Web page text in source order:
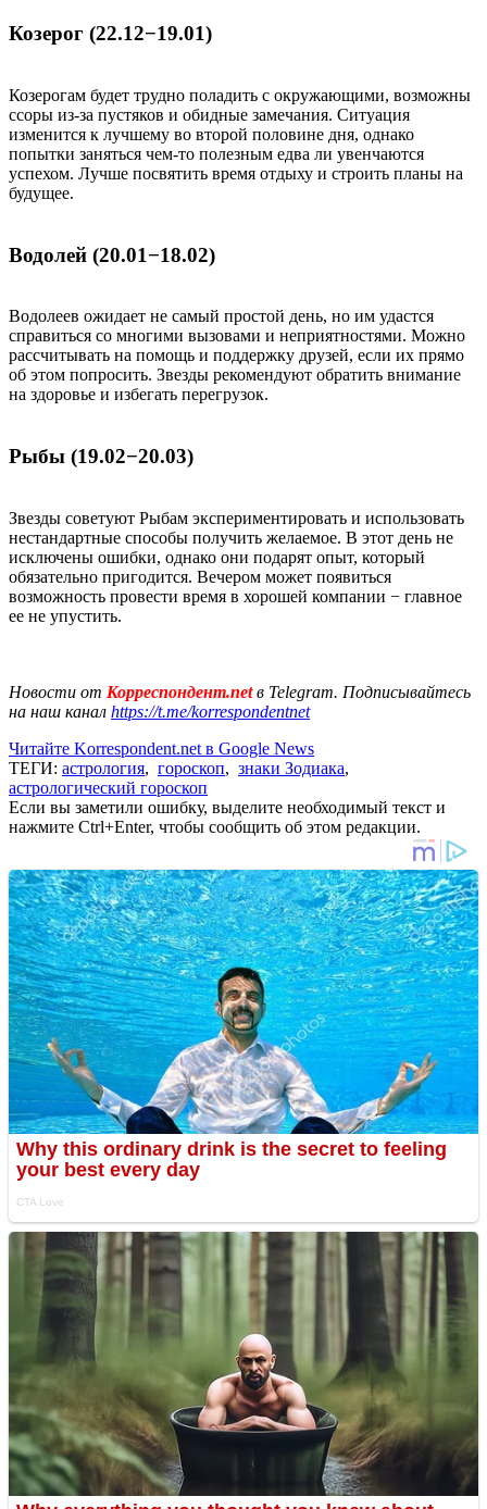
Козерог (22.12−19.01)
Козерогам будет трудно поладить с окружающими, возможны
ссоры из-за пустяков и обидные замечания. Ситуация
изменится к лучшему во второй половине дня, однако
попытки заняться чем-то полезным едва ли увенчаются
успехом. Лучше посвятить время отдыху и строить планы на
будущее.
Водолей (20.01−18.02)
Водолеев ожидает не самый простой день, но им удастся
справиться со многими вызовами и неприятностями. Можно
рассчитывать на помощь и поддержку друзей, если их прямо
об этом попросить. Звезды рекомендуют обратить внимание
на здоровье и избегать перегрузок.
Рыбы (19.02−20.03)
Звезды советуют Рыбам экспериментировать и использовать
нестандартные способы получить желаемое. В этот день не
исключены ошибки, однако они подарят опыт, который
обязательно пригодится. Вечером может появиться
возможность провести время в хорошей компании − главное
ее не упустить.
Новости от Корреспондент.netв Telegram. Подписывайтесь
на наш канал https://t.me/korrespondentnet
Читайте Korrespondent.net в Google News
ТЕГИ: астрология, гороскоп, знаки Зодиака,
астрологический гороскоп
Если вы заметили ошибку, выделите необходимый текст и
нажмите Ctrl+Enter, чтобы сообщить об этом редакции.